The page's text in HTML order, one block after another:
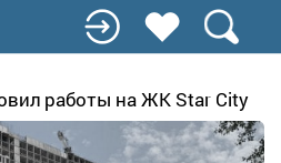
работы на ЖК Star City